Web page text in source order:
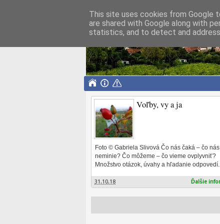
humno
Voľby, vy a ja
Foto © Gabriela Slivová Čo nás čaká – čo nás
neminie? Čo môžeme – čo vieme ovplyvniť?
Množstvo otázok, úvahy a hľadanie
31.10.18 Ďalšie
This site uses cookies from Google
are shared with Google along with
statistics, and to detect and